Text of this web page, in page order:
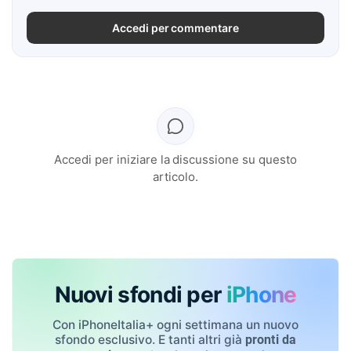
Accedi per commentare
Accedi per iniziare la discussione su questo
articolo.
Nuovi sfondi per iPhone
Con iPhoneItalia+ ogni settimana un nuovo
sfondo esclusivo. E tanti altri già pronti da